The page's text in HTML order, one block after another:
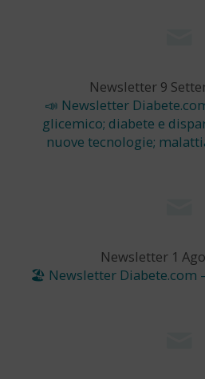
Newsletter 9
📣 Newsletter
glicemico; diabete e
nuove tecnologie;
Newsletter 1
🏖 Newsletter Diabete.com –